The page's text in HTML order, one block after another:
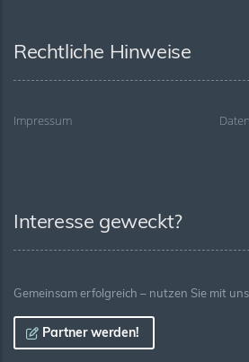
Rechtliche Hinweise
Impressum
Interesse geweckt?
Gemeinsam erfolgreich – nutzen Sie mit
Partner werden!